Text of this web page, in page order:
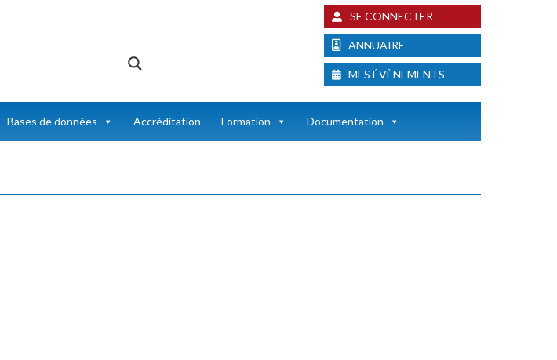
SE CONNECTER
ANNUAIRE
MES ÉVÈNEMENTS
Bases de données Accréditation Formation Documentation